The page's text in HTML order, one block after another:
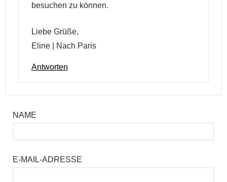
besuchen zu können.
Liebe Grüße,
Eline | Nach Paris
Antworten
NAME
E-MAIL-ADRESSE